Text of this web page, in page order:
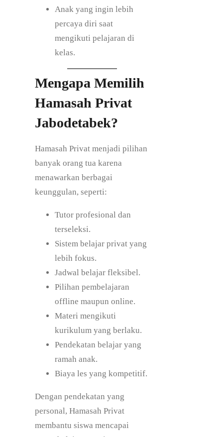
Anak yang ingin lebih
percaya diri saat
mengikuti pelajaran di
kelas.
Mengapa Memilih
Hamasah Privat
Jabodetabek?
Hamasah Privat menjadi pilihan
banyak orang tua karena
menawarkan berbagai
keunggulan, seperti:
Tutor profesional dan
terseleksi.
Sistem belajar privat yang
lebih fokus.
Jadwal belajar fleksibel.
Pilihan pembelajaran
offline maupun online.
Materi mengikuti
kurikulum yang berlaku.
Pendekatan belajar yang
ramah anak.
Biaya les yang kompetitif.
Dengan pendekatan yang
personal, Hamasah Privat
membantu siswa mencapai